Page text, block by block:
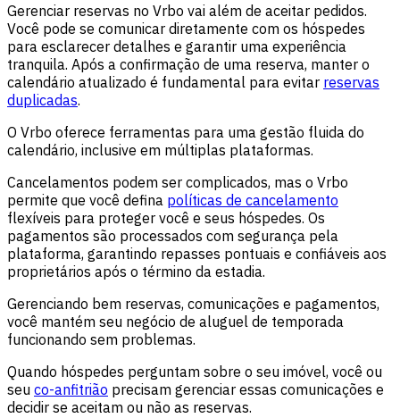
Gerenciar reservas no Vrbo vai além de aceitar pedidos.
Você pode se comunicar diretamente com os hóspedes
para esclarecer detalhes e garantir uma experiência
tranquila. Após a confirmação de uma reserva, manter o
calendário atualizado é fundamental para evitar reservas
duplicadas.
O Vrbo oferece ferramentas para uma gestão fluida do
calendário, inclusive em múltiplas plataformas.
Cancelamentos podem ser complicados, mas o Vrbo
permite que você defina políticas de cancelamento
flexíveis para proteger você e seus hóspedes. Os
pagamentos são processados com segurança pela
plataforma, garantindo repasses pontuais e confiáveis aos
proprietários após o término da estadia.
Gerenciando bem reservas, comunicações e pagamentos,
você mantém seu negócio de aluguel de temporada
funcionando sem problemas.
Quando hóspedes perguntam sobre o seu imóvel, você ou
seu co-anfitrião precisam gerenciar essas comunicações e
decidir se aceitam ou não as reservas.